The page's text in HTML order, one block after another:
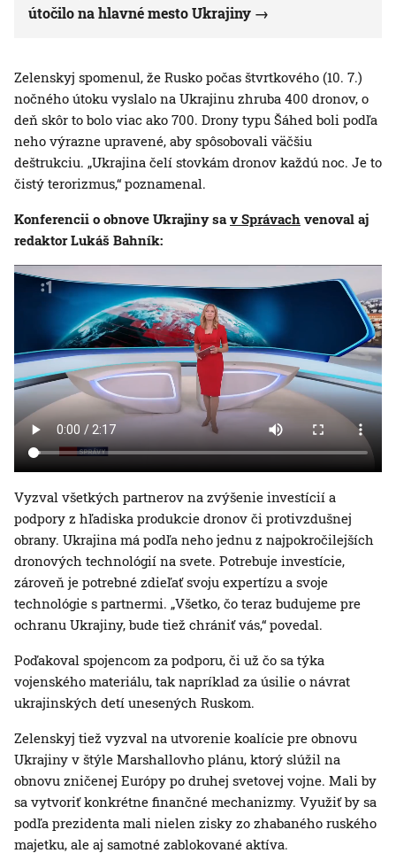
útočilo na hlavné mesto Ukrajiny
Zelenskyj spomenul, že Rusko počas štvrtkového (10. 7.)
nočného útoku vyslalo na Ukrajinu zhruba 400 dronov, o
deň skôr to bolo viac ako 700. Drony typu Šáhed boli podľa
neho výrazne upravené, aby spôsobovali väčšiu
deštrukciu. „Ukrajina čelí stovkám dronov každú noc. Je to
čistý terorizmus,“ poznamenal.
Konferencii o obnove Ukrajiny sav Správach venoval aj
redaktor Lukáš Bahník:
Vyzval všetkých partnerov na zvýšenie investícií a
podpory z hľadiska produkcie dronov či protivzdušnej
obrany. Ukrajina má podľa neho jednu z najpokročilejších
dronových technológií na svete. Potrebuje investície,
zároveň je potrebné zdieľať svoju expertízu a svoje
technológie s partnermi. „Všetko, čo teraz budujeme pre
ochranu Ukrajiny, bude tiež chrániť vás,“ povedal.
Poďakoval spojencom za podporu, či už čo sa týka
vojenského materiálu, tak napríklad za úsilie o návrat
ukrajinských detí unesených Ruskom.
Zelenskyj tiež vyzval na utvorenie koalície pre obnovu
Ukrajiny v štýle Marshallovho plánu, ktorý slúžil na
obnovu zničenej Európy po druhej svetovej vojne. Mali by
sa vytvoriť konkrétne finančné mechanizmy. Využiť by sa
podľa prezidenta mali nielen zisky zo zhabaného ruského
majetku, ale aj samotné zablokované aktíva.